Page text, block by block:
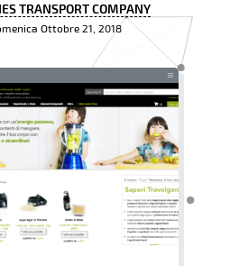
TRANSPORT COMPANY
Ottobre 21, 2018